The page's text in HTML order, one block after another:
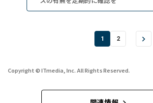
1 2
Copyright © ITmedia, Inc. All Rights Reserved.